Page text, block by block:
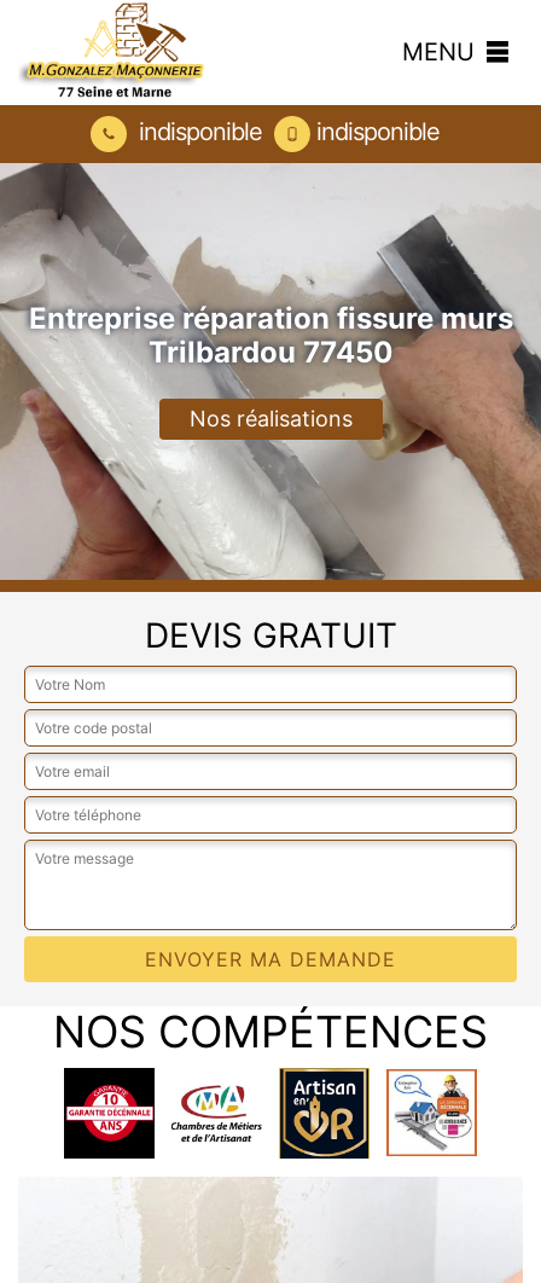
MENU
indisponible indisponible
Entreprise réparation fissure murs
Trilbardou 77450
Nos réalisations
DEVIS GRATUIT
NOS COMPÉTENCES